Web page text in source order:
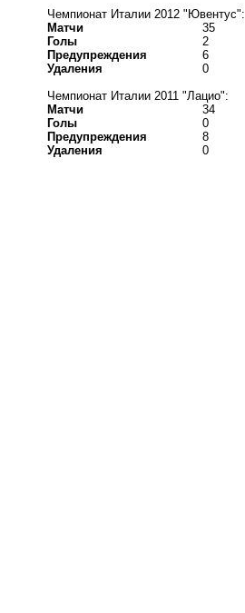
Чемпионат Италии 2012 "Ювентус":
Матчи
35
Голы
2
Предупреждения
6
Удаления
0
Чемпионат Италии 2011 "Лацио":
Матчи
34
Голы
0
Предупреждения
8
Удаления
0